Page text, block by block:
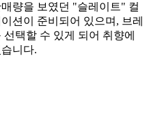
량을 보였던 "슬레이트" 컬
션이 준비되어 있으며, 브레
택할 수 있게 되어 취향에
니다.